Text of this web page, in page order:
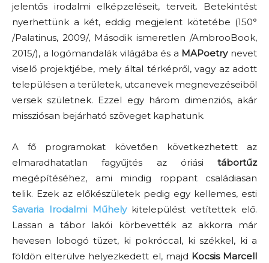
jelentős irodalmi elképzeléseit, terveit. Betekintést
nyerhettünk a két, eddig megjelent kötetébe (150°
/Palatinus, 2009/, Második ismeretlen /AmbrooBook,
2015/), a logómandalák világába és a MAPoetrynevet
viselő projektjébe, mely által térképről, vagy az adott
településen a területek, utcanevek megnevezéseiből
versek születnek. Ezzel egy három dimenziós, akár
missziósan bejárható szöveget kaphatunk.
A fő programokat követően következhetett az
elmaradhatatlan fagyűjtés az óriási tábortűz
megépítéséhez, ami mindig roppant családiasan
telik. Ezek az előkészületek pedig egy kellemes, esti
Savaria Irodalmi Műhelykitelepülést vetítettek elő.
Lassan a tábor lakói körbevették az akkorra már
hevesen lobogó tüzet, ki pokróccal, ki székkel, ki a
földön elterülve helyezkedett el, majd Kocsis Marcell